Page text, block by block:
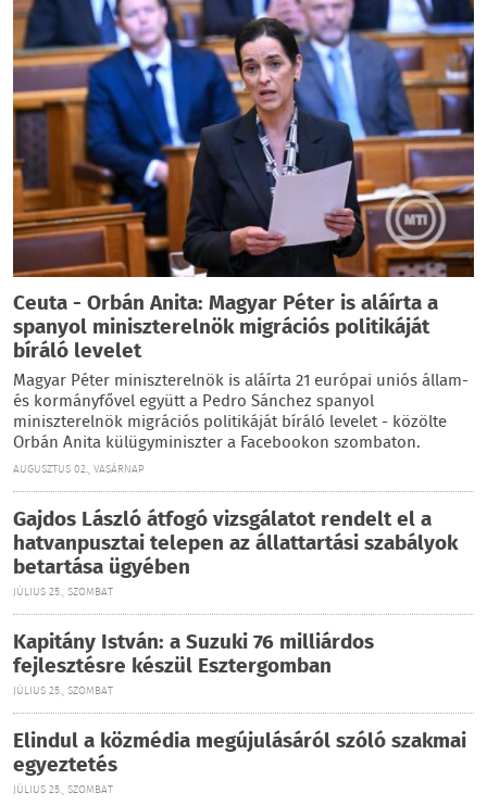
Ceuta - Orbán Anita: Magyar Péter is aláírta a
spanyol miniszterelnök migrációs politikáját
bíráló levelet
Magyar Péter miniszterelnök is aláírta 21 európai uniós állam-
és kormányfővel együtt a Pedro Sánchez spanyol
miniszterelnök migrációs politikáját bíráló levelet - közölte
Orbán Anita külügyminiszter a Facebookon szombaton.
AUGUSZTUS 02., VASÁRNAP
Gajdos László átfogó vizsgálatot rendelt el a
hatvanpusztai telepen az állattartási szabályok
betartása ügyében
JÚLIUS 25., SZOMBAT
Kapitány István: a Suzuki 76 milliárdos
fejlesztésre készül Esztergomban
JÚLIUS 25., SZOMBAT
Elindul a közmédia megújulásáról szóló szakmai
egyeztetés
JÚLIUS 25., SZOMBAT